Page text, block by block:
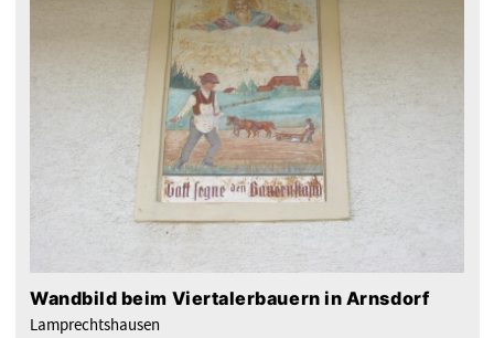
Wandbild beim Viertalerbauern in Arnsdorf
Lamprechtshausen